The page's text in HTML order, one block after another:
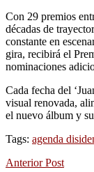
Con 29 premios
décadas de
constante en
gira, recibirá el
nominaciones
Cada fecha del
visual renovada,
el nuevo álbum y
Tags: agenda
Anterior Post